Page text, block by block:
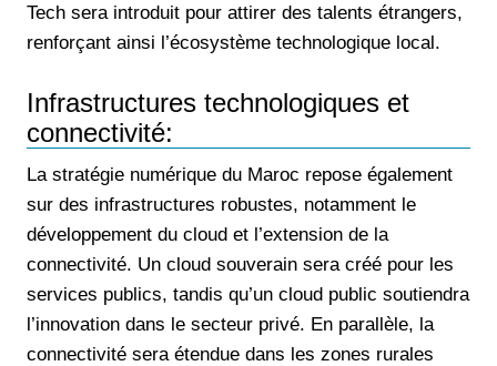
Tech sera introduit pour attirer des talents étrangers,
renforçant ainsi l’écosystème technologique local.
Infrastructures technologiques et
connectivité:
La stratégie numérique du Maroc repose également
sur des infrastructures robustes, notamment le
développement du cloud et l’extension de la
connectivité. Un cloud souverain sera créé pour les
services publics, tandis qu’un cloud public soutiendra
l’innovation dans le secteur privé. En parallèle, la
connectivité sera étendue dans les zones rurales